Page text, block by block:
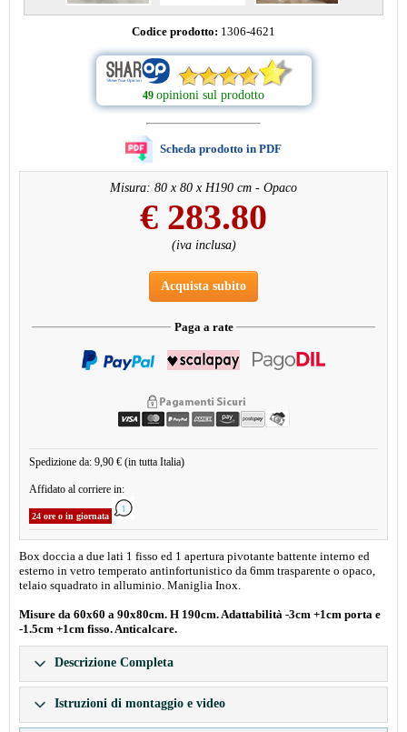
Codice prodotto: 1306-4621
49 opinioni sul prodotto
Scheda prodotto in PDF
Misura: 80 x 80 x H190 cm - Opaco
€ 283.80
(iva inclusa)
Acquista subito
Paga a rate
Spedizione da: 9,90 € (in tutta Italia)
Affidato al corriere in:
24 ore o in giornata
Box doccia a due lati 1 fisso ed 1 apertura pivotante battente interno ed
esterno in vetro temperato antinfortunistico da 6mm trasparente o opaco,
telaio squadrato in alluminio. Maniglia Inox.
Misure da 60x60 a 90x80cm. H 190cm. Adattabilità -3cm +1cm porta e
-1.5cm +1cm fisso. Anticalcare.
Descrizione Completa
Istruzioni di montaggio e video